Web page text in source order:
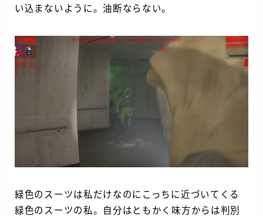
い込まないように。油断ならない。
緑色のスーツは私だけなのにこっちに近づいてくる
緑色のスーツの私。自分はともかく味方からは判別